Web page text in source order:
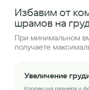
Избавим от
шрамов на
При минимальном
получаете
Увеличение
Коррекция размера и